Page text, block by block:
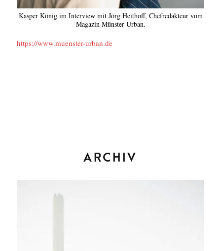
Kasper König im Interview mit Jörg Heithoff, Chefredakteur vom
Magazin Münster Urban.
https://www.muenster-urban.de
ARCHIV